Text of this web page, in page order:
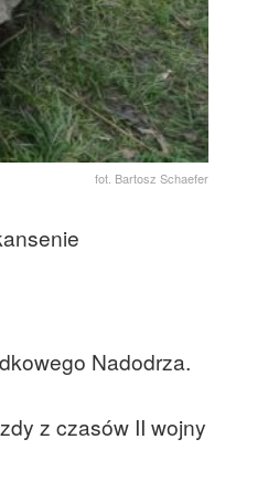
fot. Bartosz Schaefer
Nadodrza.
z czasów II wojny